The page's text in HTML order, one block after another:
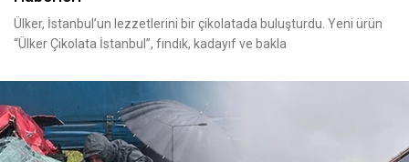
Ülker, İstanbul’un lezzetlerini bir çikolatada buluşturdu. Yeni ürün
“Ülker Çikolata İstanbul”, fındık, kadayıf ve bakla